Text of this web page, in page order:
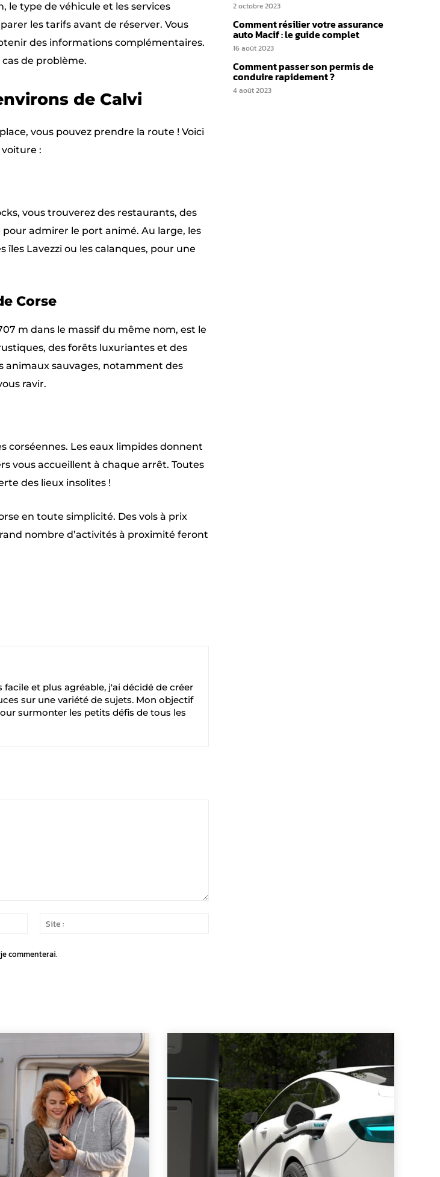
le type de véhicule et les services
les tarifs avant de réserver. Vous
des informations complémentaires.
de problème.
de Calvi
vous pouvez prendre la route ! Voici
:
vous trouverez des restaurants, des
admirer le port animé. Au large, les
Lavezzi ou les calanques, pour une
Corse
m dans le massif du même nom, est le
des forêts luxuriantes et des
animaux sauvages, notamment des
ravir.
corséennes. Les eaux limpides donnent
vous accueillent à chaque arrêt. Toutes
des lieux insolites !
en toute simplicité. Des vols à prix
nombre d’activités à proximité feront
et plus agréable, j'ai décidé de créer
sur une variété de sujets. Mon objectif
surmonter les petits défis de tous les
Email
commenterai.
2 octobre 2023
Comment résilier votre assurance
auto Macif : le guide complet
16 août 2023
Comment passer son permis de
conduire rapidement ?
4 août 2023